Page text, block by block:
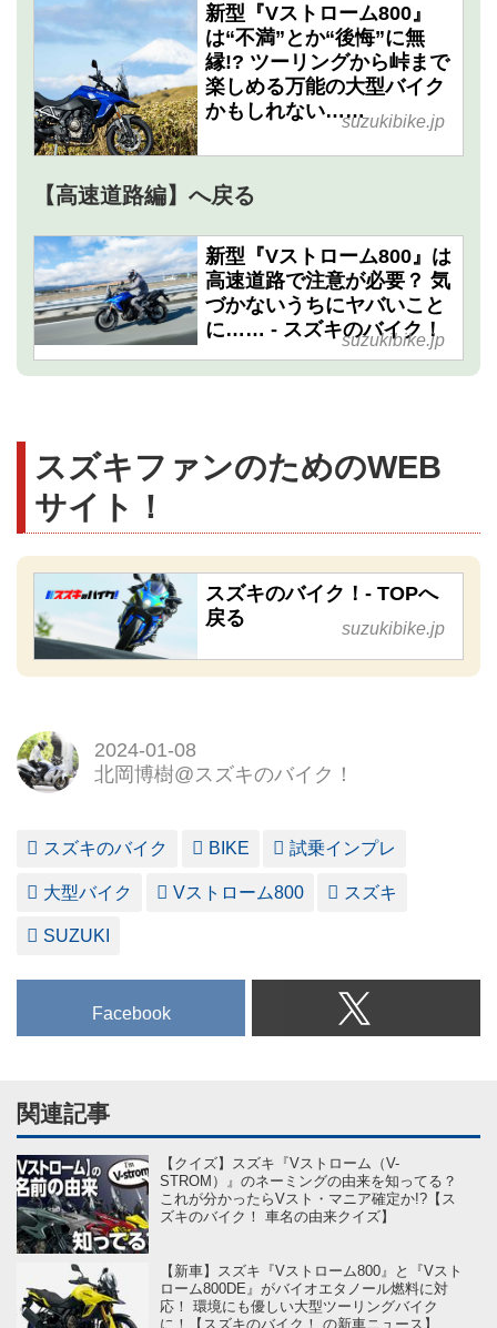
新型『Vストローム800』
は“不満”とか“後悔”に無
縁!? ツーリングから峠まで
楽しめる万能の大型バイク
かもしれない……suzukibike.jp
【高速道路編】へ戻る
新型『Vストローム800』は
高速道路で注意が必要？ 気
づかないうちにヤバいこと
に…… - スズキのバイク！
suzukibike.jp
スズキファンのためのWEB
サイト！
スズキのバイク！- TOPへ
戻る
suzukibike.jp
2024-01-08
北岡博樹@スズキのバイク！
スズキのバイク BIKE 試乗インプレ
大型バイク Vストローム800 スズキ
SUZUKI
Facebook
関連記事
【クイズ】スズキ『Vストローム（V-
STROM）』のネーミングの由来を知ってる？
これが分かったらVスト・マニア確定か!?【ス
ズキのバイク！ 車名の由来クイズ】
【新車】スズキ『Vストローム800』と『Vスト
ローム800DE』がバイオエタノール燃料に対
応！ 環境にも優しい大型ツーリングバイク